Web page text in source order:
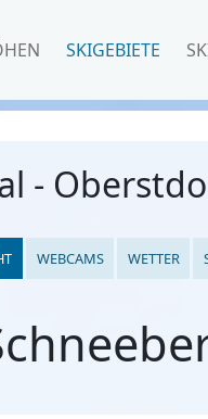
SKIGEBIETE
-
WEBCAMS WETTER